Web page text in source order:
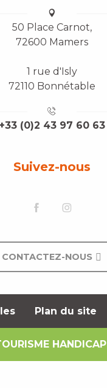
50 Place Carnot,
72600 Mamers
1 rue d'Isly
72110 Bonnétable
+33 (0)2 43 97 60 63
Suivez-nous
CONTACTEZ-NOUS
Plan du site
HANDICAP